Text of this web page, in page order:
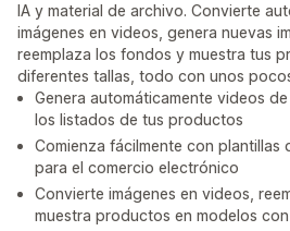
IA y material de archivo. Convierte
imágenes en videos, genera nuevas
reemplaza los fondos y muestra tus
diferentes tallas, todo con unos
Genera automáticamente videos
los listados de tus productos
Comienza fácilmente con plantillas
para el comercio electrónico
Convierte imágenes en videos,
muestra productos en modelos con